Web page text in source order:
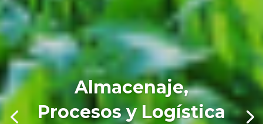
Almacenaje,
Procesos y Logística